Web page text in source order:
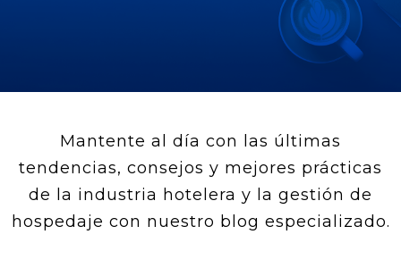
Mantente al día con las últimas
tendencias, consejos y mejores prácticas
de la industria hotelera y la gestión de
hospedaje con nuestro blog especializado.